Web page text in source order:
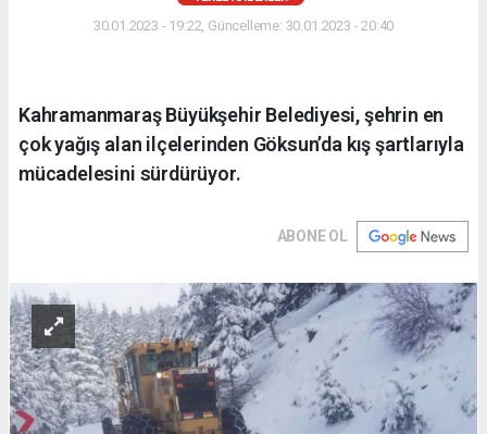
30.01.2023 - 19:22, Güncelleme: 30.01.2023 - 20:40
Kahramanmaraş Büyükşehir Belediyesi, şehrin en
çok yağış alan ilçelerinden Göksun’da kış şartlarıyla
mücadelesini sürdürüyor.
ABONE OL